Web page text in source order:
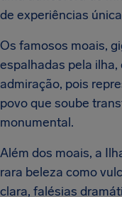
de experiências
Os famosos moais,
espalhadas pela
admiração, pois
povo que soube
monumental.
Além dos moais, a
rara beleza como
clara, falésias